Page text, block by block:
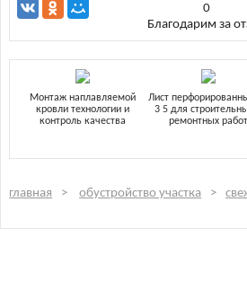
0
Благодарим за
Монтаж наплавляемой
кровли технологии и
контроль качества
Лист
3 5 для
ремонтных работ
главная обустройство участка